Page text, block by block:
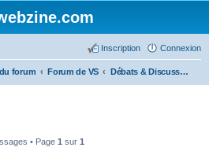
Connexion
Inscription
forum Forum de VS Débats & Discussions
• Page 1 sur 1